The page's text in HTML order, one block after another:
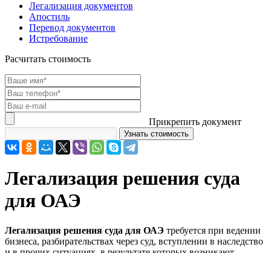
Легализация документов
Апостиль
Перевод документов
Истребование
Расчитать стоимость
Прикрепить документ
Легализация решения суда
для ОАЭ
Легализация решения суда для ОАЭ требуется при ведении
бизнеса, разбирательствах через суд, вступлении в наследство